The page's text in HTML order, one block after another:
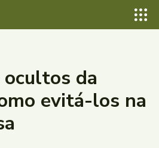
da
evitá-los na